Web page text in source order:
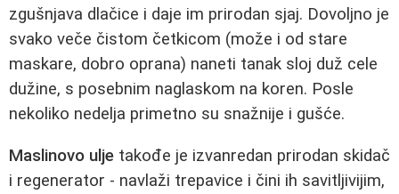
zgušnjava dlačice i daje im prirodan sjaj. Dovoljno je
svako veče čistom četkicom (može i od stare
maskare, dobro oprana) naneti tanak sloj duž cele
dužine, s posebnim naglaskom na koren. Posle
nekoliko nedelja primetno su snažnije i gušće.
Maslinovo ulje takođe je izvanredan prirodan skidač
i regenerator - navlaži trepavice i čini ih savitljivijim,